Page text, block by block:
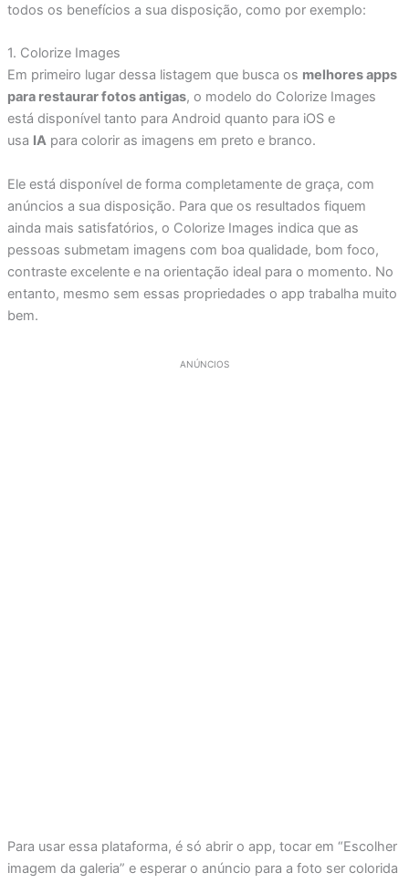
todos os benefícios a sua disposição, como por exemplo:
1. Colorize Images
Em primeiro lugar dessa listagem que busca os melhores apps
para restaurar fotos antigas, o modelo do Colorize Images
está disponível tanto para Android quanto para iOS e
usa IApara colorir as imagens em preto e branco.
Ele está disponível de forma completamente de graça, com
anúncios a sua disposição. Para que os resultados fiquem
ainda mais satisfatórios, o Colorize Images indica que as
pessoas submetam imagens com boa qualidade, bom foco,
contraste excelente e na orientação ideal para o momento. No
entanto, mesmo sem essas propriedades o app trabalha muito
bem.
ANÚNCIOS
Para usar essa plataforma, é só abrir o app, tocar em “Escolher
imagem da galeria” e esperar o anúncio para a foto ser colorida